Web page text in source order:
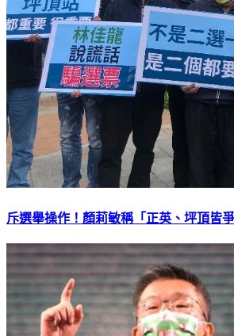
斥選舉操作！顏莉敏稱「正英、坪頂皆